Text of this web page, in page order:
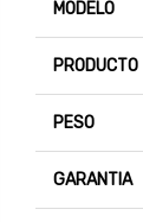
MODELO
PRODUCTO
PESO
GARANTIA